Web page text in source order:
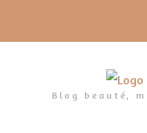
Blog beauté,